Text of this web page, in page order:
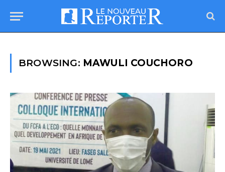
BROWSING: MAWULI COUCHORO